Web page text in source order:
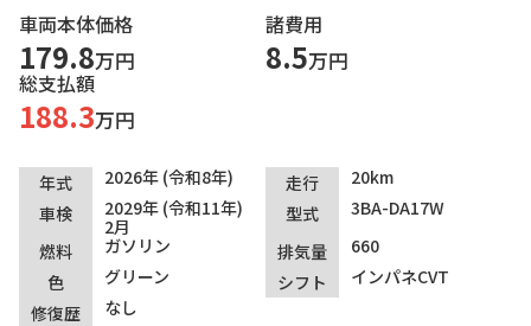
車両本体価格
179.8万円
諸費用
8.5万円
総支払額
188.3万円
年式 2026年 (令和8年) 走行
20km
車検
2029年 (令和11年)
2月
型式
3BA-DA17W
燃料
ガソリン 排気量
660
色
グリーン シフト
インパネCVT
修復歴
なし